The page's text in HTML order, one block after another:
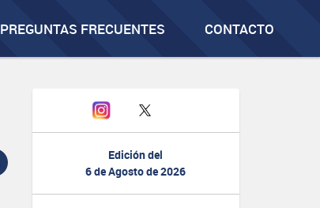
PREGUNTAS FRECUENTES CONTACTO
Edición del
6 de Agosto de 2026